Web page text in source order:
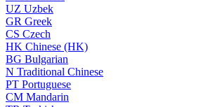
UZ Uzbek
GR Greek
CS Czech
HK Chinese (HK)
BG Bulgarian
N Traditional Chinese
PT Portuguese
CM Mandarin